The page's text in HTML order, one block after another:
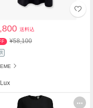
送料込
¥58,100